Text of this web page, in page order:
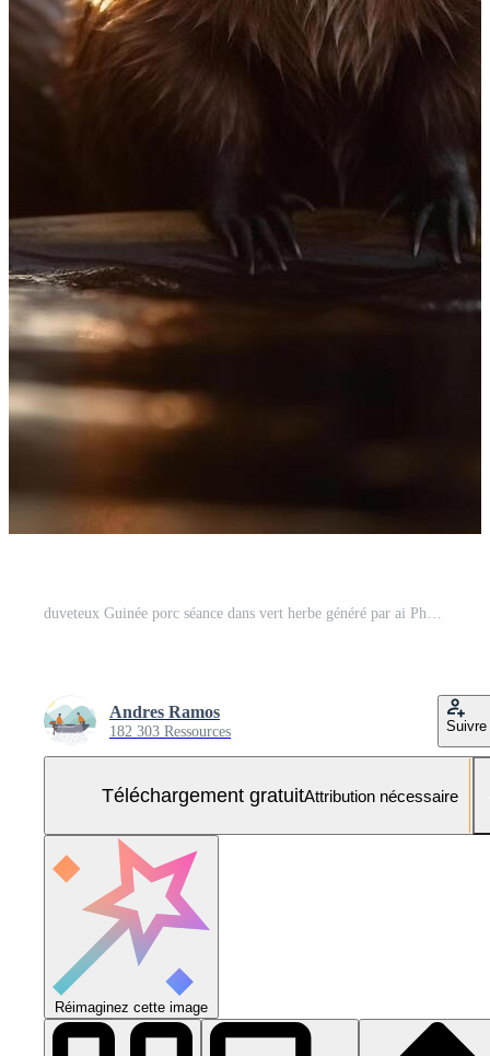
duveteux Guinée porc séance dans vert herbe généré par ai Photo Gratuite
Andres Ramos
182 303 Ressources Suivre
Téléchargement gratuitAttribution nécessaire
Réimaginez cette image